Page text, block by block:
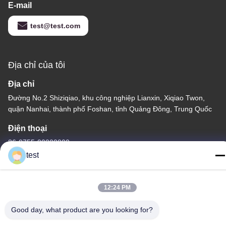
E-mail
test@test.com
Địa chỉ của tôi
Địa chỉ
Đường No.2 Shiziqiao, khu công nghiệp Lianxin, Xiqiao Twon,
quận Nanhai, thành phố Foshan, tỉnh Quảng Đông, Trung Quốc
Điện thoại
86-0755-00000000
test
12:24 PM
Good day, what product are you looking for?